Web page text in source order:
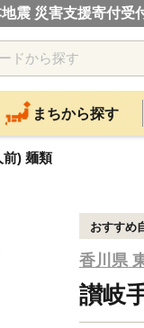
震 災害支援寄付受
まちから探す
前) 麺類
おすすめ
香川県
讃岐